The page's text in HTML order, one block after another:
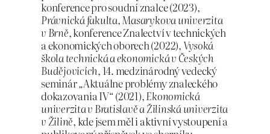
konference pro soudní znalce (2023),
Právnická fakulta, Masarykova univerzita
v Brně, konference Znalectví v technických
a ekonomických oborech (2022),Vysoká
škola technická a ekonomická v Českých
Budějovicích, 14. medzinárodný vedecký
seminár „Aktuálne problémy znaleckého
dokazovania IV“ (2021),Ekonomická
univerzita v Bratislavě a Žilinská univerzita
v Žilině, kde jsem měl i aktivní vystoupení a